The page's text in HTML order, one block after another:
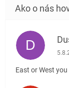
D
East or West